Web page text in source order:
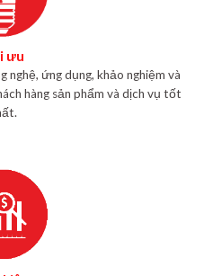
ưu
ứng dụng, khảo nghiệm và
hàng sản phẩm và dịch vụ tốt